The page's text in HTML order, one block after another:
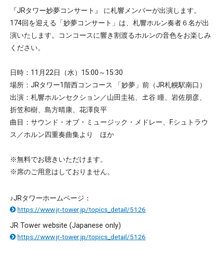
『JRタワー妙夢コンサート』 に札響メンバーが出演します。
174回を迎える「妙夢コンサート」は、札響ホルン奏者６名が出
演いたします。コンコースに響き割渡るホルンの音色をお楽しみ
ください。
日時：11月22日（水）15:00～15:30
場所：JRタワー1階西コンコース 「妙夢」前（JR札幌駅南口）
出演：札響ホルンセクション／山田圭祐、𡈽谷 瞳、岩佐朋彦、
折笠和樹、島方晴康、花澤良平
曲目：サウンド・オブ・ミュージック・メドレー、F.シュトラウ
ス／ホルン四重奏曲集より ほか
※無料でお聴きいただけます。
※席のご用意はしておりません。
♪JRタワーホームページ：
https://www.jr-tower.jp/topics_detail/5126
JR Tower website (Japanese only)
https://www.jr-tower.jp/topics_detail/5126